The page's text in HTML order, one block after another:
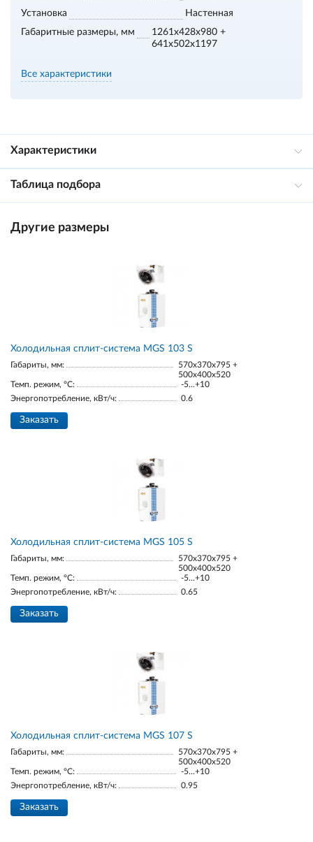
Установка
Настенная
Габаритные размеры, мм
1261x428x980 +
641x502x1197
Все характеристики
Характеристики
Таблица подбора
Другие размеры
Холодильная сплит-система MGS 103 S
Габариты, мм:
570x370x795 +
500x400x520
Темп. режим, °С:
-5...+10
Энергопотребление, кВт/ч:
0.6
Заказать
Холодильная сплит-система MGS 105 S
Габариты, мм:
570x370x795 +
500x400x520
Темп. режим, °С:
-5...+10
Энергопотребление, кВт/ч:
0.65
Заказать
Холодильная сплит-система MGS 107 S
Габариты, мм:
570x370x795 +
500x400x520
Темп. режим, °С:
-5...+10
Энергопотребление, кВт/ч:
0.95
Заказать